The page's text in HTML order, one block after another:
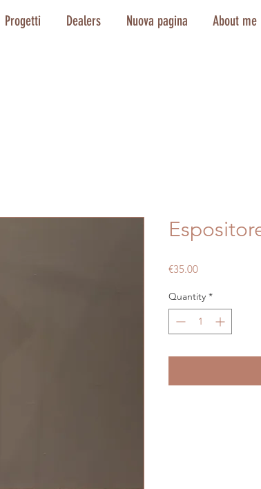
Progetti Dealers Nuova pagina About me
€35.00Price
Quantity *